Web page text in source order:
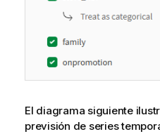
El diagrama siguiente
previsión de series